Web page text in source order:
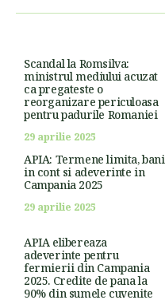
Scandal la Romsilva:
ministrul mediului acuzat
ca pregateste o
reorganizare periculoasa
pentru padurile Romaniei
29 aprilie 2025
APIA: Termene limita, bani
in cont si adeverinte in
Campania 2025
29 aprilie 2025
APIA elibereaza
adeverinte pentru
fermierii din Campania
2025. Credite de pana la
90% din sumele cuvenite